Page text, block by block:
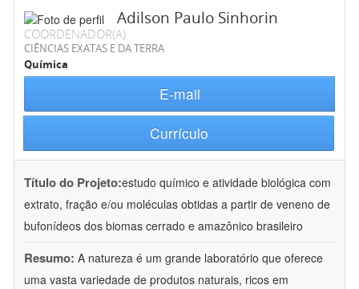
Adilson Paulo Sinhorin
COORDENADOR(A)
CIÊNCIAS EXATAS E DA TERRA
Química
E-mail
Currículo
Título do Projeto:estudo químico e atividade biológica com
extrato, fração e/ou moléculas obtidas a partir de veneno de
bufonídeos dos biomas cerrado e amazônico brasileiro
Resumo: A natureza é um grande laboratório que oferece
uma vasta variedade de produtos naturais, ricos em